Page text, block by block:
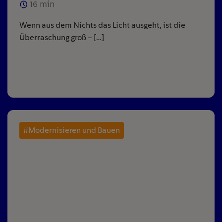
16 min
Wenn aus dem Nichts das Licht ausgeht, ist die
Überraschung groß – […]
#Modernisieren und Bauen